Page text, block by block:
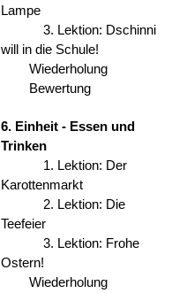
Lampe
3. Lektion: Dschinni
will in die Schule!
Wiederholung
Bewertung
6. Einheit - Essen und
Trinken
1. Lektion: Der
Karottenmarkt
2. Lektion: Die
Teefeier
3. Lektion: Frohe
Ostern!
Wiederholung